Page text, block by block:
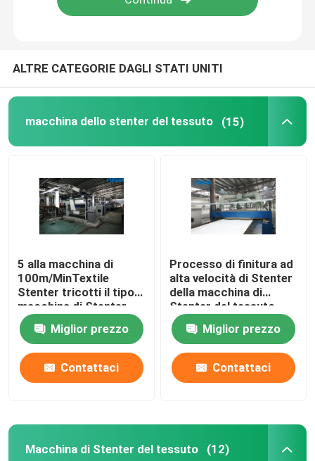
ALTRE CATEGORIE DAGLI STATI UNITI
macchina dello stenter del tessuto (15)
5 alla macchina di
100m/MinTextile
Stenter tricotti il tipo
macchina di Stenter
dell'aria calda del
vaporeMiglior prezzo
Contattaci
Processo di finitura ad
alta velocità di Stenter
della macchina di
Stenter del tessuto
dell'olio termico del
poliestereMiglior prezzo
Contattaci
Macchina di Stenter del tessuto (12)